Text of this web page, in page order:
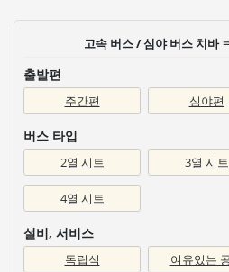
고속 버스 / 심야 버스 치바
출발편
주간편 심야편
버스 타입
2열 시트 3열 시트
4열 시트
설비, 서비스
독립석 여유있는